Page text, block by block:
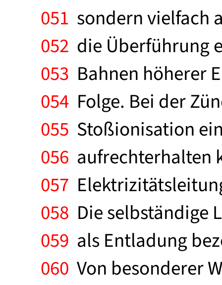
051 sondern vielfach
052 die Überführung
053 Bahnen höherer
054 Folge. Bei der
055 Stoßionisation
056 aufrechterhalten
057
058 Die selbständige
059 als Entladung
060 Von besonderer